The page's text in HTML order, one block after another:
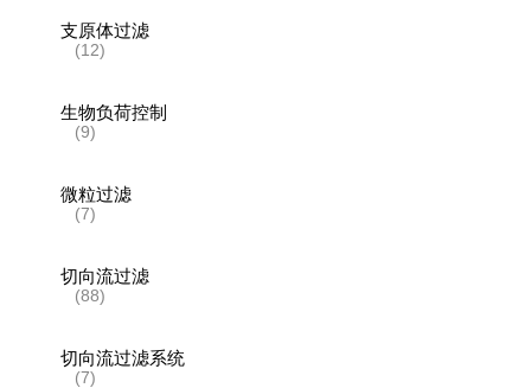
支原体过滤
(12)
生物负荷控制
(9)
微粒过滤
(7)
切向流过滤
(88)
切向流过滤系统
(7)